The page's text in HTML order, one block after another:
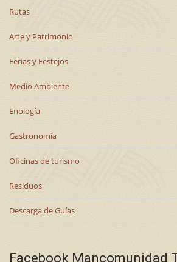
Rutas
Arte y Patrimonio
Ferias y Festejos
Medio Ambiente
Enología
Gastronomía
Oficinas de turismo
Residuos
Descarga de Guías
Facebook Mancomunidad